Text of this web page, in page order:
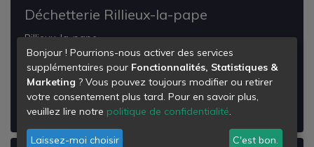
Déchetterie Rillieux-la-pape
Rillieux-la-pape
Route de Fontaines
69140
Rillieux-la-Pape
Voir les détails de laDéchetterie Rillieux-la-pape
Bonjour ! Pourrions-nous activer des services
supplémentaires pour Fonctionnalités, Statistiques &
Marketing ? Vous pouvez toujours modifier ou retirer
votre consentement plus tard. Pour en savoir plus,
veuillez lire notre politique de confidentialité.
Laissez-moi choisir C'est bon.